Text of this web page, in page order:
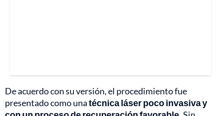
De acuerdo con su versión, el procedimiento fue
presentado como unatécnica láser poco invasiva y